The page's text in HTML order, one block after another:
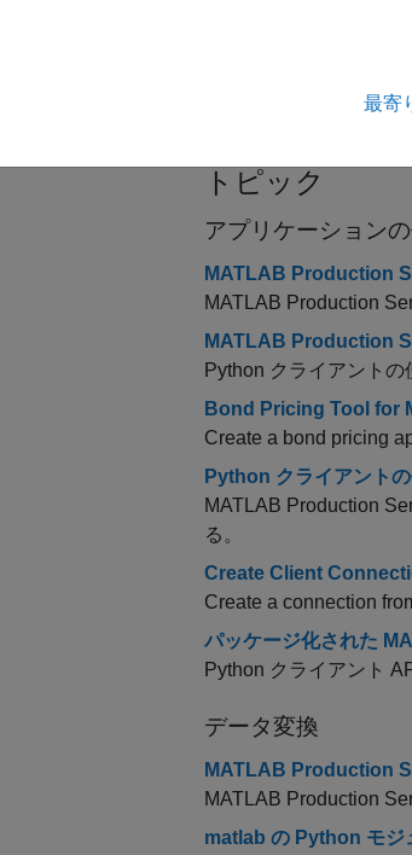
トピック
アプリケーション
MATLAB Production
MATLAB Production
MATLAB Production
Python クライアントの
Bond Pricing Tool for
Create a bond pricing
Python クライアント
MATLAB Production
る。
Create Client
Create a connection
パッケージ化された
Python クライアント
データ変換
MATLAB Production
MATLAB Production
matlab の Python モジ
最寄